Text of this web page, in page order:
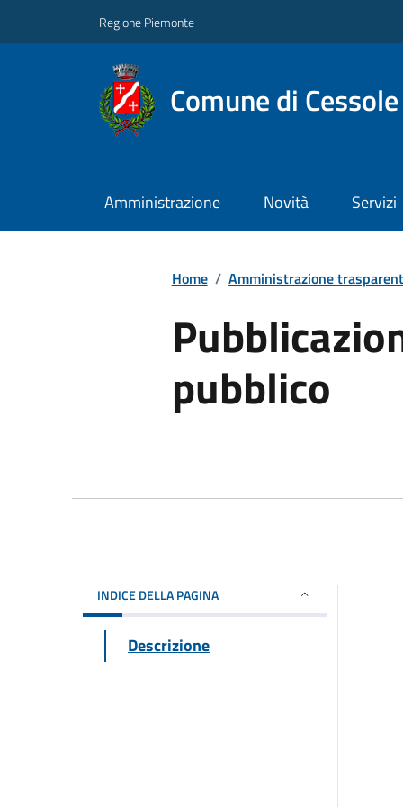
Regione Piemonte
Comune di Cessole
Amministrazione Novità Servizi
Home / Amministrazione
pubblico
INDICE DELLA PAGINA
Descrizione